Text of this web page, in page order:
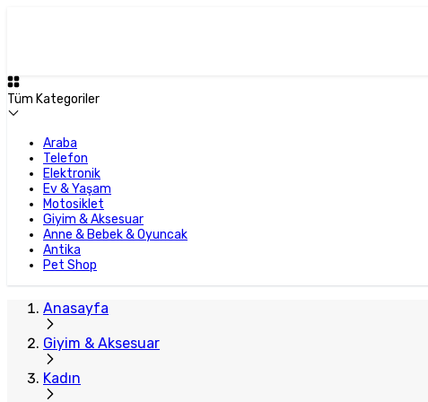
Tüm Kategoriler
Araba
Telefon
Elektronik
Ev & Yaşam
Motosiklet
Giyim & Aksesuar
Anne & Bebek & Oyuncak
Antika
Pet Shop
Anasayfa
Giyim & Aksesuar
Kadın